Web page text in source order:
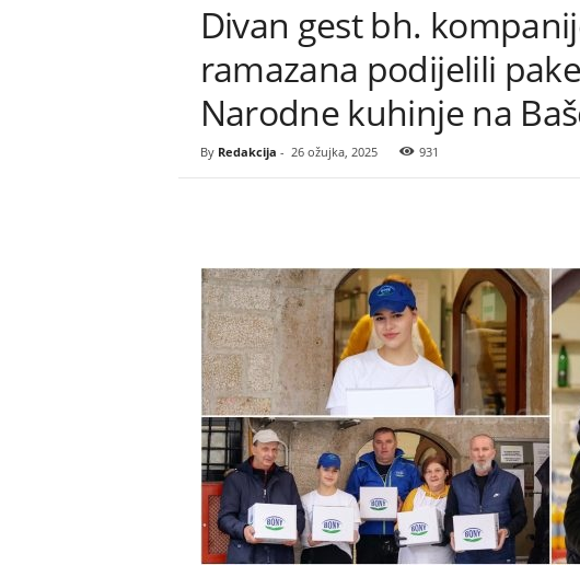
Divan gest bh.
ramazana podijelili
Narodne kuhinje na
By Redakcija - 26 ožujka, 2025 931